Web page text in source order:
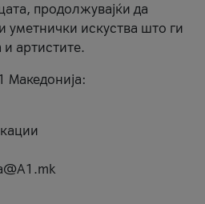
продолжувајќи да
уметнички искуства што ги
артистите.
Македонија: